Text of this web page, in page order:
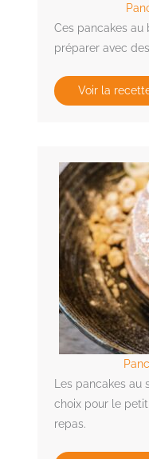
Ces pancakes au
préparer avec
Voir la
Les pancakes au
choix pour le
repas.